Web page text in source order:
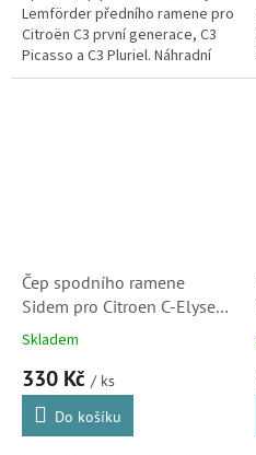
Lemförder předního ramene pro
Citroën C3 první generace, C3
Picasso a C3 Pluriel. Náhradní
díly Lemförder jsou vyráběny na
Čep spodního ramene
Sidem pro Citroen C-Elysee
a C3 II, C3 III, C4 Cactus a
Skladem
330 Kč / ks
Do košíku